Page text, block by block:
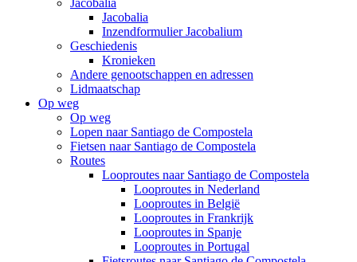
Jacobalia
Jacobalia
Inzendformulier Jacobalium
Geschiedenis
Kronieken
Andere genootschappen en adressen
Lidmaatschap
Op weg
Op weg
Lopen naar Santiago de Compostela
Fietsen naar Santiago de Compostela
Routes
Looproutes naar Santiago de Compostela
Looproutes in Nederland
Looproutes in België
Looproutes in Frankrijk
Looproutes in Spanje
Looproutes in Portugal